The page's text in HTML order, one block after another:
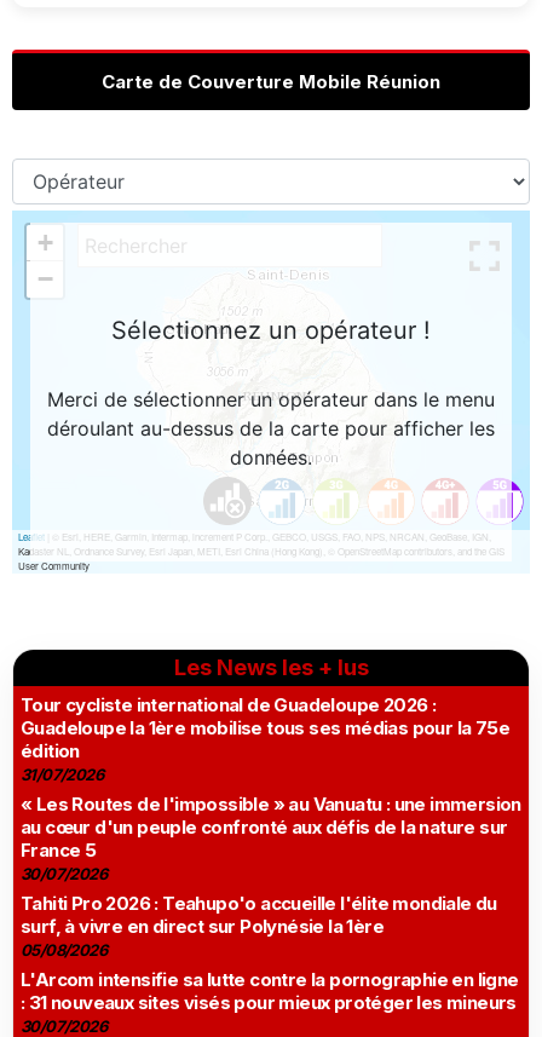
Carte de Couverture Mobile Réunion
Les News les + lus
Tour cycliste international de Guadeloupe 2026 :
Guadeloupe la 1ère mobilise tous ses médias pour la 75e
édition
31/07/2026
« Les Routes de l'impossible » au Vanuatu : une immersion
au cœur d'un peuple confronté aux défis de la nature sur
France 5
30/07/2026
Tahiti Pro 2026 : Teahupo'o accueille l'élite mondiale du
surf, à vivre en direct sur Polynésie la 1ère
05/08/2026
L'Arcom intensifie sa lutte contre la pornographie en ligne
: 31 nouveaux sites visés pour mieux protéger les mineurs
30/07/2026